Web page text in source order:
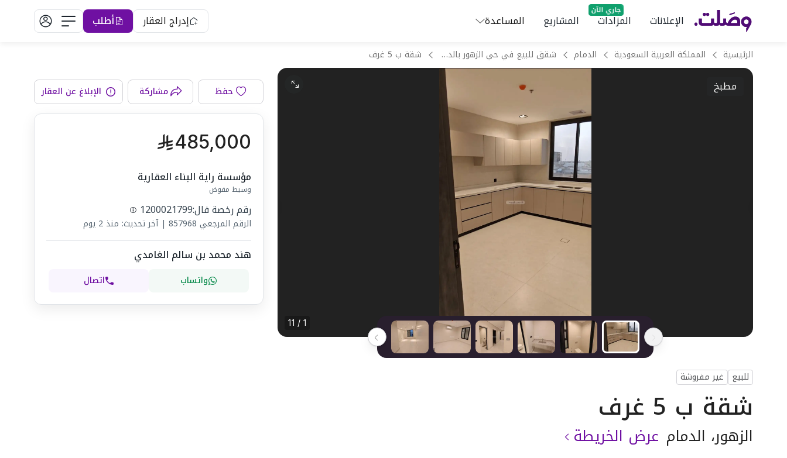
الإعلانات المزادات المشاريع المساعدة إدراج العقار أطلب
الرئيسية المملكة العربية السعودية الدمام شقق للبيع في حي الزهور بالدمام شقة ب 5 غرف
مطبخ دورات المياه
1 / 11
للبيع غير مفروشة
شقة ب 5 غرف
الزهور، الدمام عرض الخريطة
حفظ مشاركة الإبلاغ عن العقار
485,000
مؤسسة راية البناء العقارية
وسيط مفوض
رقم رخصة فال:1200021799
الرقم المرجعي 857968
|آخر تحديث: منذ 2 يوم
هند محمد بن سالم الغامدي
واتساب اتصال